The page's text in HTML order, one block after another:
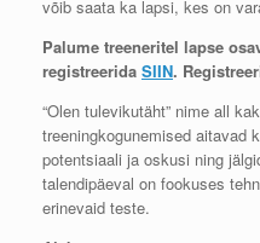
võib saata ka lapsi, kes on
Palume treeneritel lapse
registreerida SIIN.
“Olen tulevikutäht” nime all
treeningkogunemised aitavad
potentsiaali ja oskusi ning
talendipäeval on fookuses
erinevaid teste.